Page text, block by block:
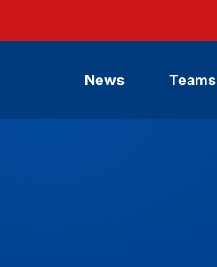
News Teams